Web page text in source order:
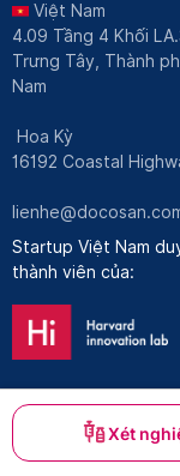
Xét
Việt Nam
4.09 Tầng 4 Khối
Trưng Tây, Thành
Nam
Hoa Kỳ
16192 Coastal
Startup Việt Nam
thành viên của: